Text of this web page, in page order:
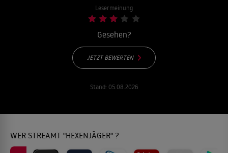
Lesermeinung
Gesehen?
JETZT BEWERTEN
Stand: 05.08.2026
WER STREAMT "HEXENJÄGER" ?